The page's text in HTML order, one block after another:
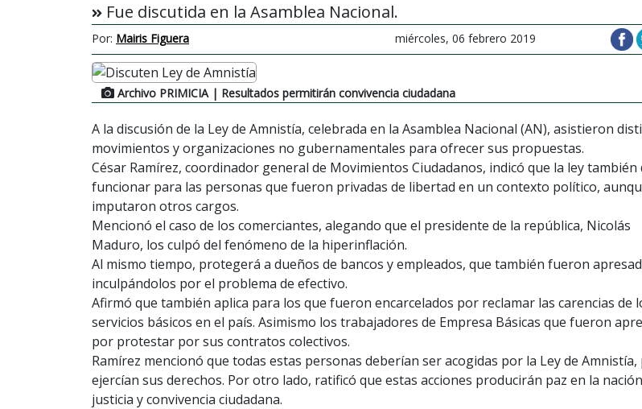
Fue discutida en la Asamblea Nacional.
Por: Mairis Figuera miércoles, 06 febrero 2019
Archivo PRIMICIA | Resultados permitirán convivencia ciudadana
A la discusión de la Ley de Amnistía, celebrada en la Asamblea Nacional (AN), asistieron
movimientos y organizaciones no gubernamentales para ofrecer sus propuestas.
César Ramírez, coordinador general de Movimientos Ciudadanos, indicó que la ley también
funcionar para las personas que fueron privadas de libertad en un contexto político,
imputaron otros cargos.
Mencionó el caso de los comerciantes, alegando que el presidente de la república, Nicolás
Maduro, los culpó del fenómeno de la hiperinflación.
Al mismo tiempo, protegerá a dueños de bancos y empleados, que también fueron
inculpándolos por el problema de efectivo.
Afirmó que también aplica para los que fueron encarcelados por reclamar las carencias de
servicios básicos en el país. Asimismo los trabajadores de Empresa Básicas que fueron
por protestar por sus contratos colectivos.
Ramírez mencionó que todas estas personas deberían ser acogidas por la Ley de Amnistía,
ejercían sus derechos. Por otro lado, ratificó que estas acciones producirán paz en la
justicia y convivencia ciudadana.